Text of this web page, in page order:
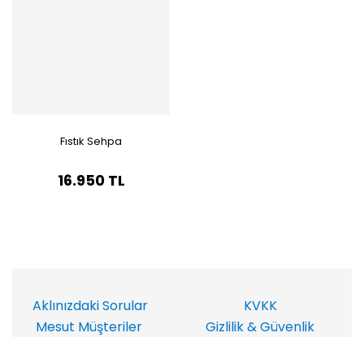
Fıstık Sehpa
16.950 TL
Aklınızdaki Sorular
KVKK
Mesut Müşteriler
Gizlilik & Güvenlik